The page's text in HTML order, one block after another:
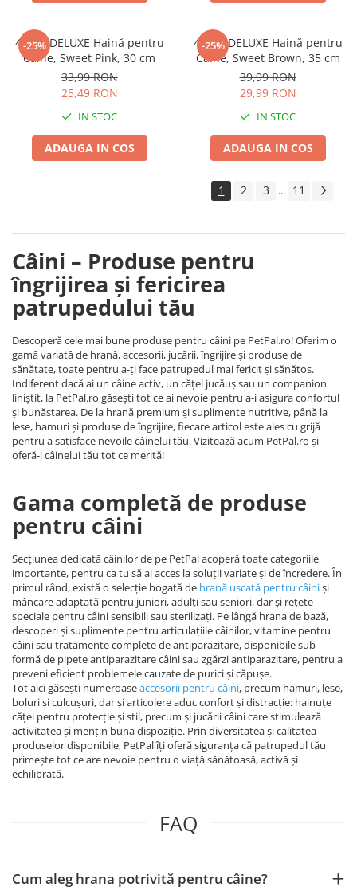
-25%
4DOG DELUXE Haină pentru
Câine, Sweet Pink, 30 cm
33,99 RON
25,49 RON
IN STOC
ADAUGA IN COS
-25%
4DOG DELUXE Haină pentru
Câine, Sweet Brown, 35 cm
39,99 RON
29,99 RON
IN STOC
ADAUGA IN COS
1 2 3 ... 11
Câini – Produse pentru
îngrijirea și fericirea
patrupedului tău
Descoperă cele mai bune produse pentru câini pe PetPal.ro! Oferim o
gamă variată de hrană, accesorii, jucării, îngrijire și produse de
sănătate, toate pentru a-ți face patrupedul mai fericit și sănătos.
Indiferent dacă ai un câine activ, un cățel jucăuș sau un companion
liniștit, la PetPal.ro găsești tot ce ai nevoie pentru a-i asigura confortul
și bunăstarea. De la hrană premium și suplimente nutritive, până la
lese, hamuri și produse de îngrijire, fiecare articol este ales cu grijă
pentru a satisface nevoile câinelui tău. Vizitează acum PetPal.ro și
oferă-i câinelui tău tot ce merită!
Gama completă de produse
pentru câini
Secțiunea dedicată câinilor de pe PetPal acoperă toate categoriile
importante, pentru ca tu să ai acces la soluții variate și de încredere. În
primul rând, există o selecție bogată de hrană uscată pentru câiniși
mâncare adaptată pentru juniori, adulți sau seniori, dar și rețete
speciale pentru câini sensibili sau sterilizați. Pe lângă hrana de bază,
descoperi și suplimente pentru articulațiile câinilor, vitamine pentru
câini sau tratamente complete de antiparazitare, disponibile sub
formă de pipete antiparazitare câini sau zgărzi antiparazitare, pentru a
preveni eficient problemele cauzate de purici și căpușe.
Tot aici găsești numeroaseaccesorii pentru câini, precum hamuri, lese,
boluri și culcușuri, dar și articolere aduc confort și distracție: hainuțe
căței pentru protecție și stil, precum și jucării câini care stimulează
activitatea și mențin buna dispoziție. Prin diversitatea și calitatea
produselor disponibile, PetPal îți oferă siguranța că patrupedul tău
primește tot ce are nevoie pentru o viață sănătoasă, activă și
echilibrată.
FAQ
Cum aleg hrana potrivită pentru câine?